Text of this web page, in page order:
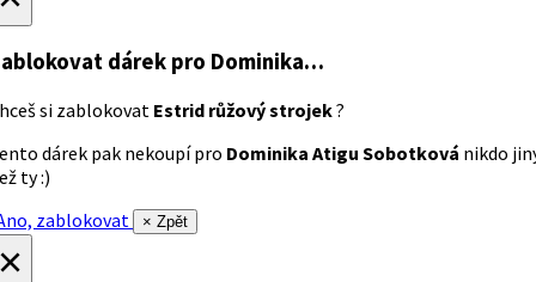
dárek pro Dominika…
si zablokovat Estrid růžový strojek?
dárek pak nekoupí pro Dominika Atigu Sobotková nikdo
ty :)
zablokovat
× Zpět